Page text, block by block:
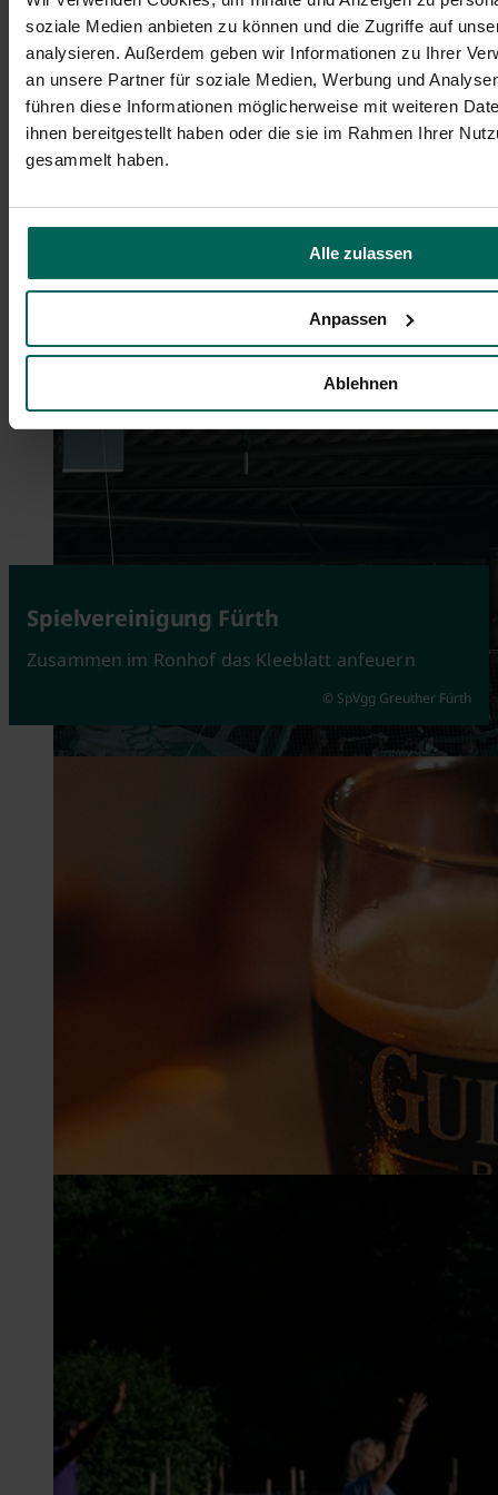
soziale Medien anbieten zu können und die Zugriffe auf
analysieren. Außerdem geben wir Informationen zu Ihrer
an unsere Partner für soziale Medien, Werbung und
führen diese Informationen möglicherweise mit weiteren
ihnen bereitgestellt haben oder die sie im Rahmen Ihrer
gesammelt haben.
Alle zulassen
Anpassen
Ablehnen
United Kiltrunners e.V.
Gemeinnütziger Verein in Fürth
© Kiltrunners e.V.
Festivals in Fürth
Mit der ganzen Stadt feiern
© Tim Händel
Spielvereinigung Fürth
Zusammen im Ronhof das Kleeblatt anfeuern
© SpVgg Greuther Fürth